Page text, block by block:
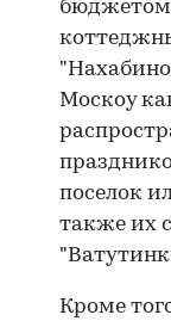
бюджетом
Москоу
поселок
также их
Кроме